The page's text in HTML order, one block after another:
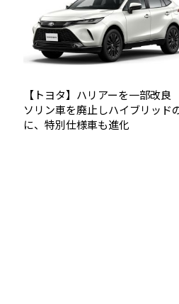
【トヨタ】ハリアーを一部改
ソリン車を廃止しハイブリッド
に、特別仕様車も進化